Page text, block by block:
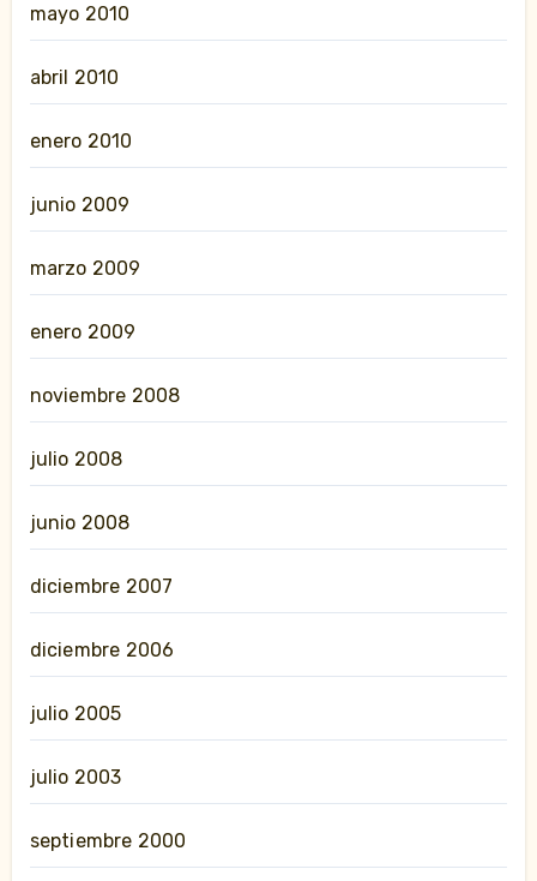
mayo 2010
abril 2010
enero 2010
junio 2009
marzo 2009
enero 2009
noviembre 2008
julio 2008
junio 2008
diciembre 2007
diciembre 2006
julio 2005
julio 2003
septiembre 2000